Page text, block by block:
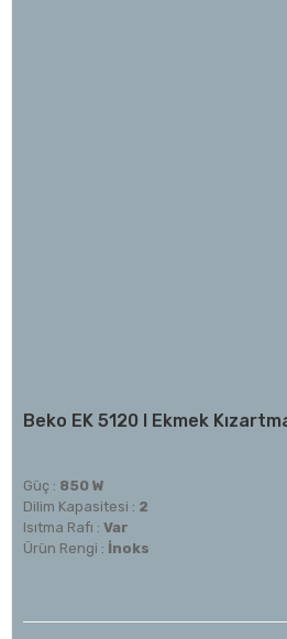
Beko EK 5120 I Ekmek
Güç : 850 W
Dilim Kapasitesi : 2
Isıtma Rafı : Var
Ürün Rengi : İnoks